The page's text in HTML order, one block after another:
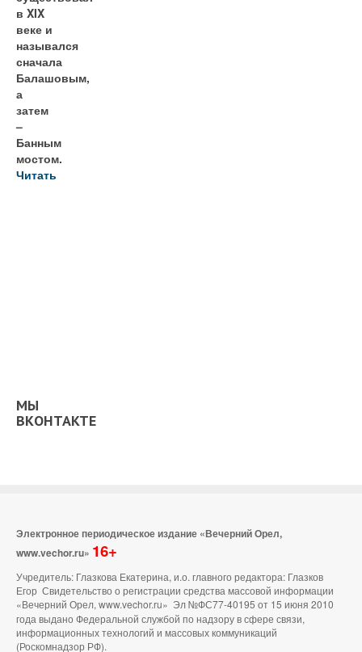
в XIX
веке и
назывался
сначала
Балашовым,
а
затем
–
Банным
мостом.
Читать
МЫ
ВКОНТАКТЕ
Электронное периодическое издание «Вечерний Орел,
www.vechor.ru» 16+
Учредитель: Глазкова Екатерина, и.о. главного редактора: Глазков
Егор Свидетельство о регистрации средства массовой информации
«Вечерний Орел, www.vechor.ru» Эл №ФС77-40195 от 15 июня 2010
года выдано Федеральной службой по надзору в сфере связи,
информационных технологий и массовых коммуникаций
(Роскомнадзор РФ).